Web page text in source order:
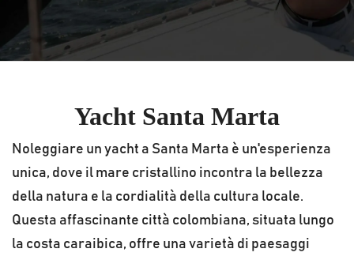
Yacht Santa Marta
Noleggiare un yacht a Santa Marta è un'esperienza
unica, dove il mare cristallino incontra la bellezza
della natura e la cordialità della cultura locale.
Questa affascinante città colombiana, situata lungo
la costa caraibica, offre una varietà di paesaggi